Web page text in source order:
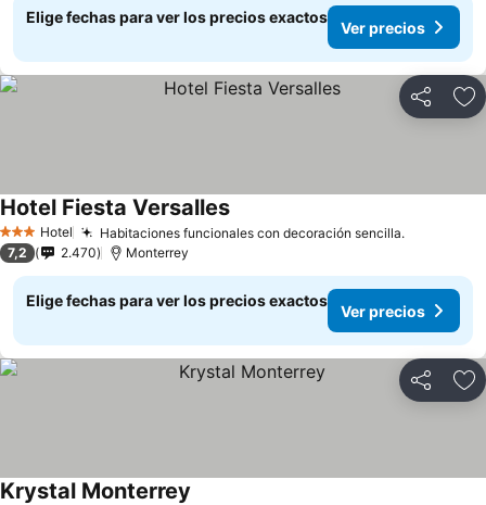
Elige fechas para ver los precios exactos
Ver precios
Compartir
3 Estrellas
Hotel Habitaciones funcionales con decoración sencilla.
Hotel Fiesta Versalles
7,2 2.470 Monterrey
Elige fechas para ver los precios exactos
Ver precios
Compartir
Krystal Monterrey